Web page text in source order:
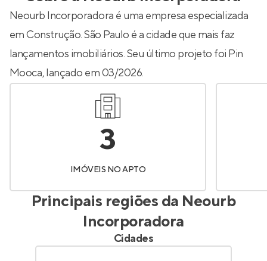
Neourb Incorporadora é uma empresa especializada
em Construção. São Paulo é a cidade que mais faz
lançamentos imobiliários. Seu último projeto foi Pin
Mooca, lançado em 03/2026.
3
IMÓVEIS NO APTO
Principais regiões da Neourb
Incorporadora
Cidades